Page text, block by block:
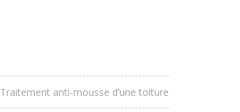
Traitement anti-mousse d’une toiture